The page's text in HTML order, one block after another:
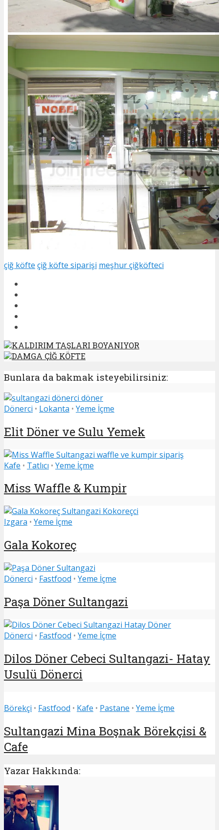
çiğ köfte çiğ köfte siparişi meşhur çiğköfteci
KALDIRIM TAŞLARI BOYANIYOR
DAMGA ÇİĞ KÖFTE
Bunlara da bakmak isteyebilirsiniz:
Dönerci • Lokanta • Yeme İçme
Elit Döner ve Sulu Yemek
Kafe • Tatlıcı • Yeme İçme
Miss Waffle & Kumpir
Izgara • Yeme İçme
Gala Kokoreç
Dönerci • Fastfood • Yeme İçme
Paşa Döner Sultangazi
Dönerci • Fastfood • Yeme İçme
Dilos Döner Cebeci Sultangazi- Hatay
Usulü Dönerci
Börekçi • Fastfood • Kafe • Pastane • Yeme İçme
Sultangazi Mina Boşnak Börekçisi &
Cafe
Yazar Hakkında: